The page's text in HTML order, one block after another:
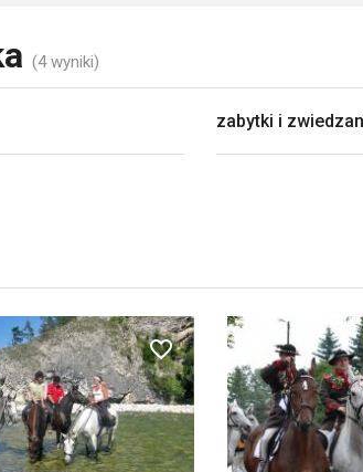
(4 wyniki)
zabytki i